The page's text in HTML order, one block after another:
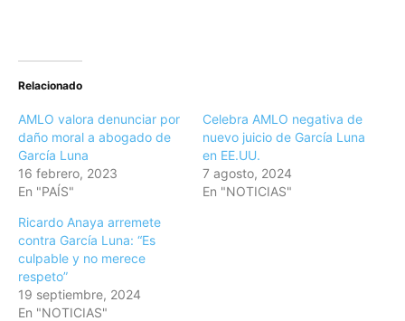
Relacionado
AMLO valora denunciar por
daño moral a abogado de
García Luna
16 febrero, 2023
En "PAÍS"
Celebra AMLO negativa de
nuevo juicio de García Luna
en EE.UU.
7 agosto, 2024
En "NOTICIAS"
Ricardo Anaya arremete
contra García Luna: “Es
culpable y no merece
respeto”
19 septiembre, 2024
En "NOTICIAS"